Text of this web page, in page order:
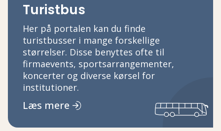
Turistbus
Her på portalen kan du finde
turistbusser i mange forskellige
størrelser. Disse benyttes ofte til
firmaevents, sportsarrangementer,
koncerter og diverse kørsel for
institutioner.
Læs mere